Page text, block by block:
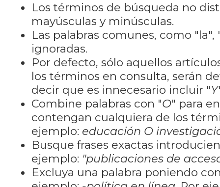
Los términos de búsqueda no
mayúsculas y minúsculas.
Las palabras comunes, como "la",
ignoradas.
Por defecto, sólo aquellos
los términos en consulta, serán
decir que es innecesario incluir "Y
Combine palabras con "O" para
contengan cualquiera de los
ejemplo: educación O
Busque frases exactas
ejemplo: "publicaciones de
Excluya una palabra poniendo